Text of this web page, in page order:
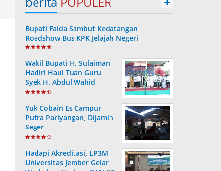
Bupati Faida Sambut Kedatangan
Roadshow Bus KPK Jelajah Negeri
Wakil Bupati H. Sulaiman
Hadiri Haul Tuan Guru
Syek H. Abdul Wahid
Yuk Cobain Es Campur
Putra Pariyangan, Dijamin
Seger
Hadapi Akreditasi, LP3M
Universitas Jember Gelar